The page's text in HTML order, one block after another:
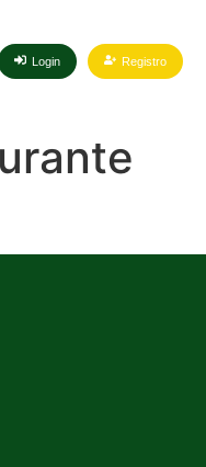
Login Registro